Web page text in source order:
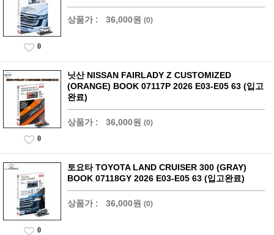
상품가 : 36,000원 (0)
0
닛산 NISSAN FAIRLADY Z CUSTOMIZED
(ORANGE) BOOK 07117P 2026 E03-E05 63 (입고
완료)
상품가 : 36,000원 (0)
0
토요타 TOYOTA LAND CRUISER 300 (GRAY)
BOOK 07118GY 2026 E03-E05 63 (입고완료)
상품가 : 36,000원 (0)
0